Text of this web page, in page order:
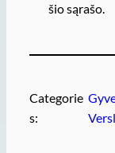
šio sąrašo.
Categorie
s: